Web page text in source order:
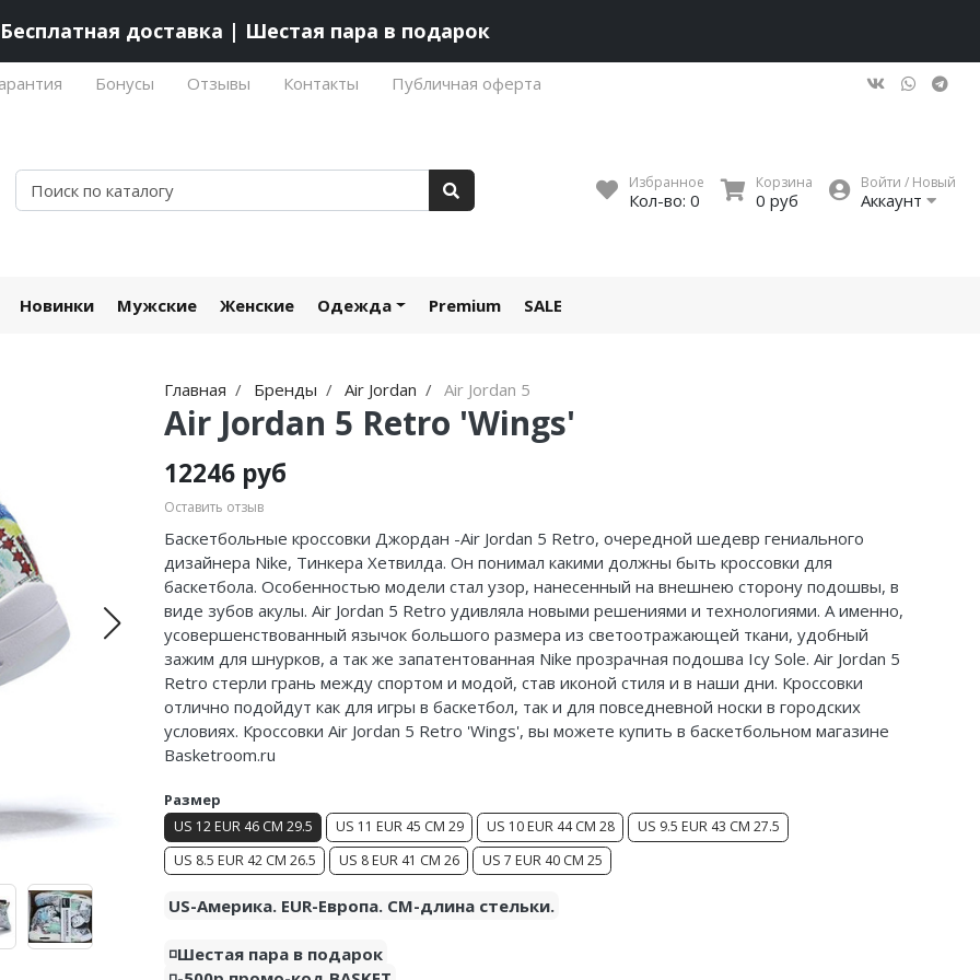
Бесплатная доставка | Шестая пара в подарок
Бонусы Отзывы Контакты Публичная оферта
Избранное
Кол-во: 0
Корзина
0 руб
Войти / Новый
Аккаунт
Новинки Мужские Женские Одежда Premium SALE
Главная Бренды Air Jordan Air Jordan 5
Air Jordan 5 Retro 'Wings'
12246 руб
Оставить отзыв
Баскетбольные кроссовки Джордан -Air Jordan 5 Retro, очередной шедевр гениального
дизайнера Nike, Тинкера Хетвилда. Он понимал какими должны быть кроссовки для
баскетбола. Особенностью модели стал узор, нанесенный на внешнею сторону подошвы, в
виде зубов акулы. Air Jordan 5 Retro удивляла новыми решениями и технологиями. А именно,
усовершенствованный язычок большого размера из светоотражающей ткани, удобный
зажим для шнурков, а так же запатентованная Nike прозрачная подошва Icy Sole. Air Jordan 5
Retro стерли грань между спортом и модой, став иконой стиля и в наши дни. Кроссовки
отлично подойдуткак для игры в баскетбол, так и для повседневной носки в городских
условиях. Кроссовки Air Jordan 5 Retro 'Wings', вы можете купить в баскетбольном магазине
Basketroom.ru
Размер
US 12 EUR 46 CM 29.5 US 11 EUR 45 CM 29 US 10 EUR 44 CM 28
US 9.5 EUR 43 CM 27.5
US 8.5 EUR 42 CM 26.5
US 8 EUR 41 CM 26 US 7 EUR 40 CM 25
US-Америка. EUR-Европа. CM-длина стельки.
◽️Шестая пара в подарок